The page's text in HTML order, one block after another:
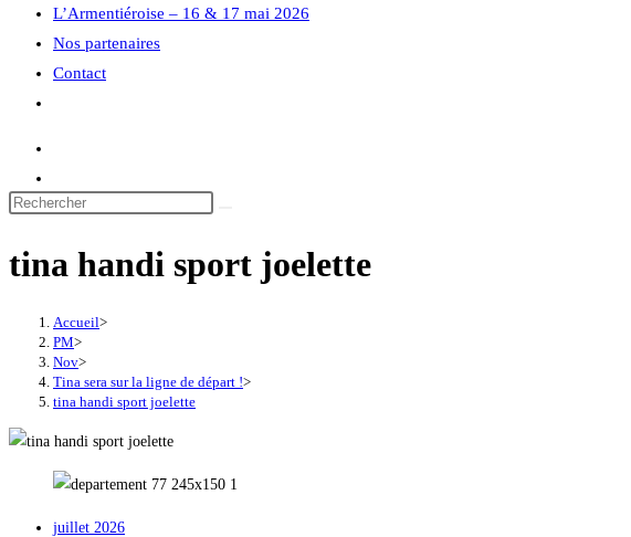
L’Armentiéroise – 16 & 17 mai 2026
Nos partenaires
Contact
tina handi sport joelette
Accueil>
PM>
Nov>
Tina sera sur la ligne de départ !>
tina handi sport joelette
juillet 2026